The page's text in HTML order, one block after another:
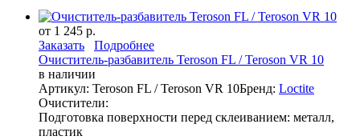
от 1 245 р.
Заказать
Подробнее
Очиститель-разбавитель Teroson FL / Teroson VR 10
в наличии
Артикул: Teroson FL / Teroson VR 10Бренд: Loctite
Очистители:
Подготовка поверхности перед склеиванием: металл,
пластик